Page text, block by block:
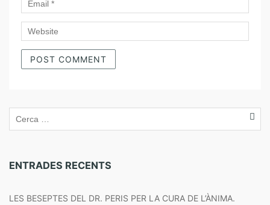
ENTRADES RECENTS
LES BESEPTES DEL DR. PERIS PER LA CURA DE L’ÀNIMA.